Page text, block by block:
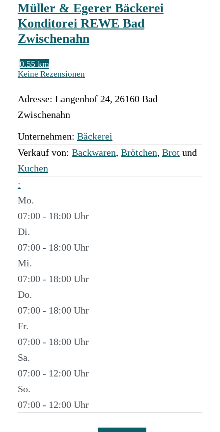
Müller & Egerer Bäckerei
Konditorei REWE Bad
Zwischenahn
0.55 km
Keine Rezensionen
Adresse: Langenhof 24, 26160 Bad
Zwischenahn
Unternehmen: Bäckerei
Verkauf von: Backwaren, Brötchen, Brot und
Kuchen
:
Mo.
07:00 - 18:00
Di.
07:00 - 18:00
Mi.
07:00 - 18:00
Do.
07:00 - 18:00
Fr.
07:00 - 18:00
Sa.
07:00 - 12:00
So.
07:00 - 12:00